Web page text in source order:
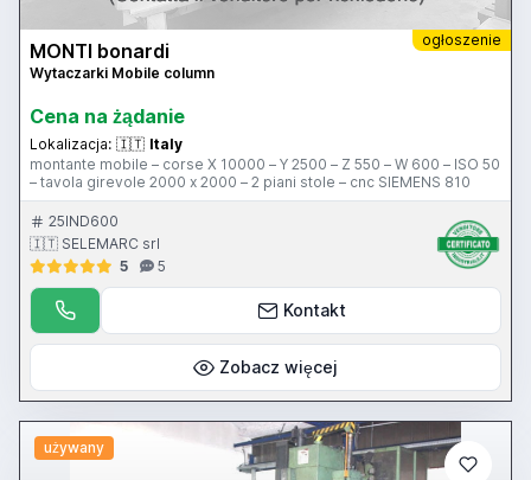
ogłoszenie
MONTI bonardi
Wytaczarki Mobile column
Cena na żądanie
Lokalizacja: 🇮🇹 Italy
montante mobile – corse X 10000 – Y 2500 – Z 550 – W 600 – ISO 50
– tavola girevole 2000 x 2000 – 2 piani stole – cnc SIEMENS 810
25IND600
🇮🇹 SELEMARC srl
5
5
Kontakt
Zobacz więcej
używany